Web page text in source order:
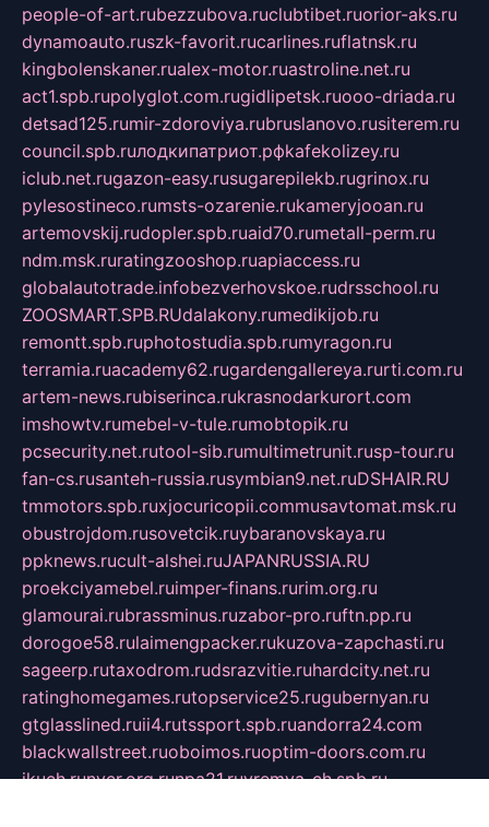
people-of-art.rubezzubova.ruclubtibet.ruorior-aks.ru
dynamoauto.ruszk-favorit.rucarlines.ruflatnsk.ru
kingbolenskaner.rualex-motor.ruastroline.net.ru
act1.spb.rupolyglot.com.rugidlipetsk.ruooo-driada.ru
detsad125.rumir-zdoroviya.rubruslanovo.rusiterem.ru
council.spb.ruлодкипатриот.рфkafekolizey.ru
iclub.net.rugazon-easy.rusugarepilekb.rugrinox.ru
pylesostineco.rumsts-ozarenie.rukameryjooan.ru
artemovskij.rudopler.spb.ruaid70.rumetall-perm.ru
ndm.msk.ruratingzooshop.ruapiaccess.ru
globalautotrade.infobezverhovskoe.rudrsschool.ru
ZOOSMART.SPB.RUdalakony.rumedikijob.ru
remontt.spb.ruphotostudia.spb.rumyragon.ru
terramia.ruacademy62.rugardengallereya.rurti.com.ru
artem-news.rubiserinca.rukrasnodarkurort.com
imshowtv.rumebel-v-tule.rumobtopik.ru
pcsecurity.net.rutool-sib.rumultimetrunit.rusp-tour.ru
fan-cs.rusanteh-russia.rusymbian9.net.ruDSHAIR.RU
tmmotors.spb.ruxjocuricopii.commusavtomat.msk.ru
obustrojdom.rusovetcik.ruybaranovskaya.ru
ppknews.rucult-alshei.ruJAPANRUSSIA.RU
proekciyamebel.ruimper-finans.rurim.org.ru
glamourai.rubrassminus.ruzabor-pro.ruftn.pp.ru
dorogoe58.rulaimengpacker.rukuzova-zapchasti.ru
sageerp.rutaxodrom.rudsrazvitie.ruhardcity.net.ru
ratinghomegames.rutopservice25.rugubernyan.ru
gtglasslined.ruii4.rutssport.spb.ruandorra24.com
blackwallstreet.ruoboimos.ruoptim-doors.com.ru
ikuch.runycr.org.runpa21.ruvremya-ch.spb.ru